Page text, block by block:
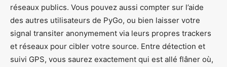
réseaux publics. Vous pouvez aussi compter sur l’aide
des autres utilisateurs de PyGo, ou bien laisser votre
signal transiter anonymement via leurs propres trackers
et réseaux pour cibler votre source. Entre détection et
suivi GPS, vous saurez exactement qui est allé flâner où,